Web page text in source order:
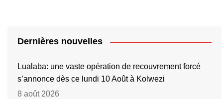
Dernières nouvelles
Lualaba: une vaste opération de recouvrement forcé
s’annonce dès ce lundi 10 Août à Kolwezi
8 août 2026